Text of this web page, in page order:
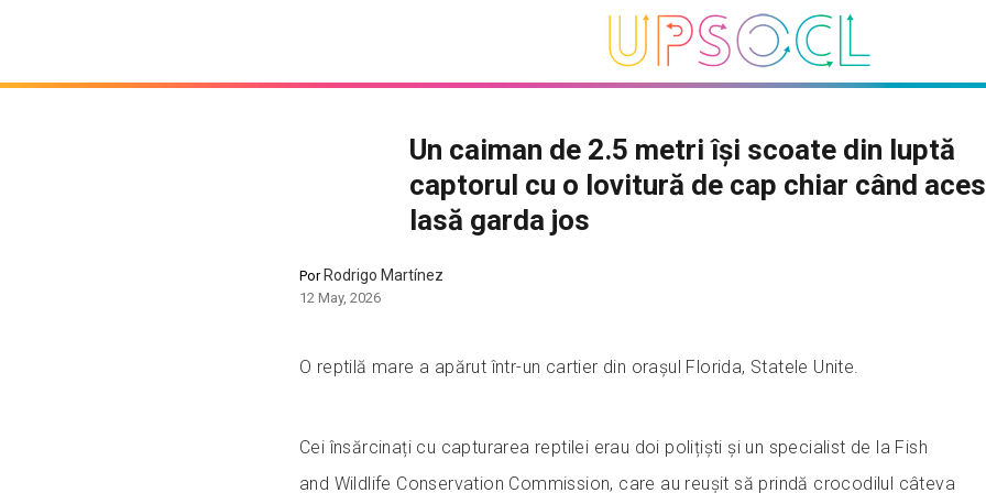
Un caiman de 2.5 metri își scoate din luptă
captorul cu o lovitură de cap chiar când
lasă garda jos
PorRodrigo Martínez
12 May, 2026
O reptilă mare a apărut într-un cartier din orașul Florida, Statele Unite.
Cei însărcinați cu capturarea reptilei erau doi polițiști și un specialist de la Fish
and Wildlife Conservation Commission, care au reușit să prindă crocodilul câteva